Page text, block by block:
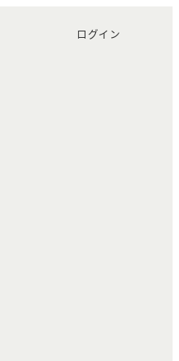
ログイン